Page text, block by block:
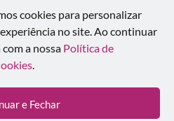
53.136.758/0001-18
1640 - Bom Retiro - Curitiba - PR -
280
| Telefone: (41) 9 9815-4876
- Desenvolvido por
cookies para personalizar
no site.Ao continuar
a nossa Política de
.
e Fechar